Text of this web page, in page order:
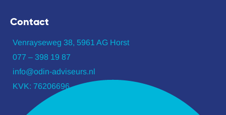
Contact
Venrayseweg 38, 5961 AG Horst
077 – 398 19 87
info@odin-adviseurs.nl
KVK: 76206696